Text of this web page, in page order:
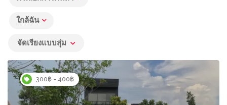
ใกล้ฉัน
จัดเรียงแบบสุ่ม
300฿ - 400฿